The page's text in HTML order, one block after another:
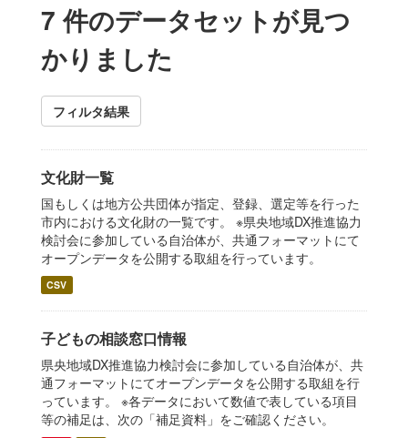
7 件のデータセットが見つ
かりました
フィルタ結果
文化財一覧
国もしくは地方公共団体が指定、登録、選定等を行った
市内における文化財の一覧です。 ※県央地域DX推進協力
検討会に参加している自治体が、共通フォーマットにて
オープンデータを公開する取組を行っています。
CSV
子どもの相談窓口情報
県央地域DX推進協力検討会に参加している自治体が、共
通フォーマットにてオープンデータを公開する取組を行
っています。 ※各データにおいて数値で表している項目
等の補足は、次の「補足資料」をご確認ください。